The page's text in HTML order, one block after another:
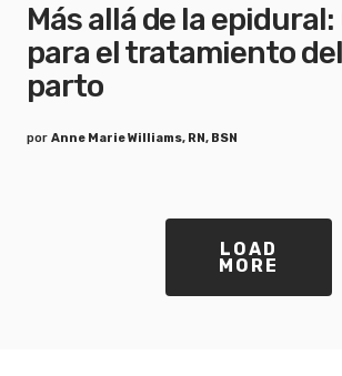
Más allá de la
para el tratamiento
parto
por Anne Marie Williams, RN, BSN
LOAD
MORE